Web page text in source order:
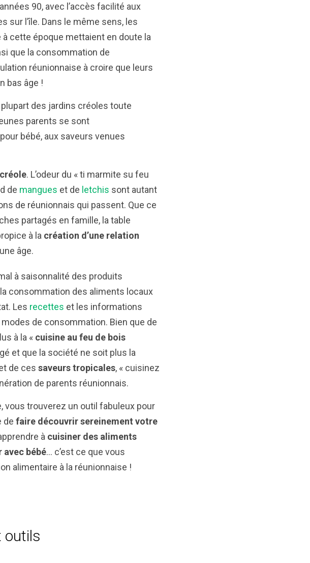
90, avec l’accès facilité aux
sur l’île. Dans le même sens, les
cette époque mettaient en doute la
que la consommation de
réunionnaise à croire que leurs
bas âge !
des jardins créoles toute
parents se sont
bébé, aux saveurs venues
. L’odeur du « ti marmite su feu
de mangues et de letchis sont autant
de réunionnais qui passent. Que ce
partagés en famille, la table
à la création d’une relation
âge.
à saisonnalité des produits
consommation des aliments locaux
Les recettes et les informations
de consommation. Bien que de
à la « cuisine au feu de bois
et que la société ne soit plus la
de ces saveurs tropicales, « cuisinez
de parents réunionnais.
vous trouverez un outil fabuleux pour
de faire découvrir sereinement votre
à cuisiner des aliments
avec bébé… c’est ce que vous
alimentaire à la réunionnaise !
outils